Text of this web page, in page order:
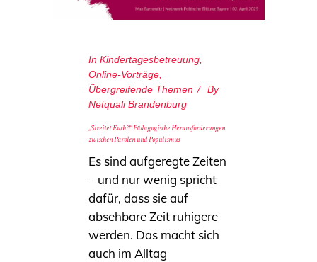
In Kindertagesbetreuung,
Online-Vorträge,
Übergreifende Themen
By
Netquali Brandenburg
„Streitet Euch?!“ Pädagogische Herausforderungen
zwischen Parolen und Populismus
Es sind aufgeregte Zeiten
– und nur wenig spricht
dafür, dass sie auf
absehbare Zeit ruhigere
werden. Das macht sich
auch im Alltag